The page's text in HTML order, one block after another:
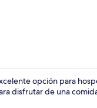
opción para
disfrutar de una